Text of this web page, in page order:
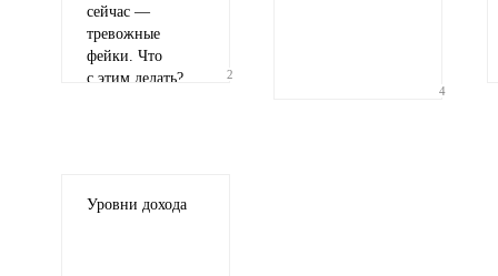
сейчас —
тревожные
фейки. Что
с этим делать?
2
4
Уровни дохода